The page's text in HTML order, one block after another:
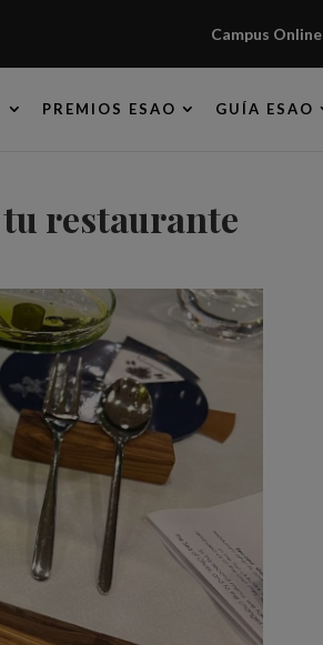
Campus Online
PREMIOS ESAO GUÍA ESAO
tu restaurante